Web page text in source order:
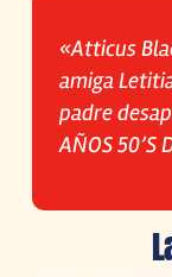
«Atticus
amiga
padre
AÑOS 50’S